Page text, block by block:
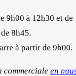
9h00 à 12h30 et de
8h45.
à partir de 9h00.
commerciale en